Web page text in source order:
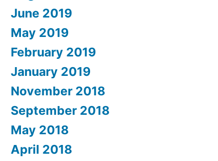
June 2019
May 2019
February 2019
January 2019
November 2018
September 2018
May 2018
April 2018